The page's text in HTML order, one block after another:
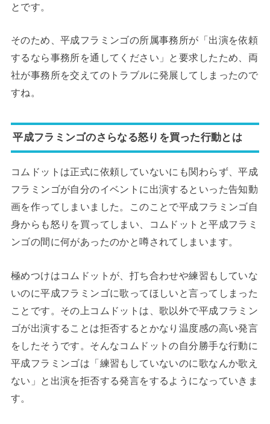
とです。
そのため、平成フラミンゴの所属事務所が「出演を依頼
するなら事務所を通してください」と要求したため、両
社が事務所を交えてのトラブルに発展してしまったので
すね。
平成フラミンゴのさらなる怒りを買った行動とは
コムドットは正式に依頼していないにも関わらず、平成
フラミンゴが自分のイベントに出演するといった告知動
画を作ってしまいました。このことで平成フラミンゴ自
身からも怒りを買ってしまい、コムドットと平成フラミ
ンゴの間に何があったのかと噂されてしまいます。
極めつけはコムドットが、打ち合わせや練習もしていな
いのに平成フラミンゴに歌ってほしいと言ってしまった
ことです。その上コムドットは、歌以外で平成フラミン
ゴが出演することは拒否するとかなり温度感の高い発言
をしたそうです。そんなコムドットの自分勝手な行動に
平成フラミンゴは「練習もしていないのに歌なんか歌え
ない」と出演を拒否する発言をするようになっていきま
す。